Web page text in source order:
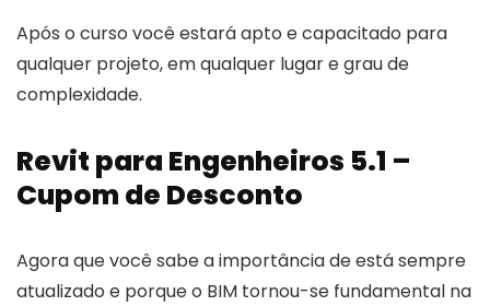
Após o curso você estará apto e capacitado para
qualquer projeto, em qualquer lugar e grau de
complexidade.
Revit para Engenheiros 5.1 –
Cupom de Desconto
Agora que você sabe a importância de está sempre
atualizado e porque o BIM tornou-se fundamental na